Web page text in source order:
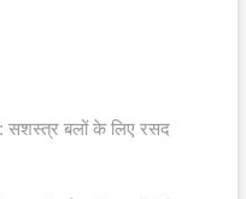
सशस्त्र बलों के लिए रसद